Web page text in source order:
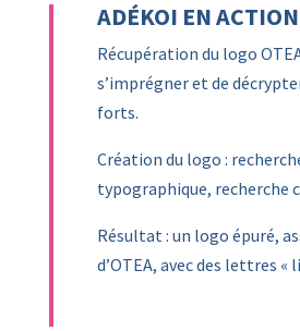
ADÉKOI EN
Récupération du logo
s’imprégner et de
forts.
Création du logo :
typographique, recherche
Résultat : un logo épuré,
d’OTEA, avec des lettres «